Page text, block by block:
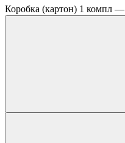
Коробка (картон) 1 компл —